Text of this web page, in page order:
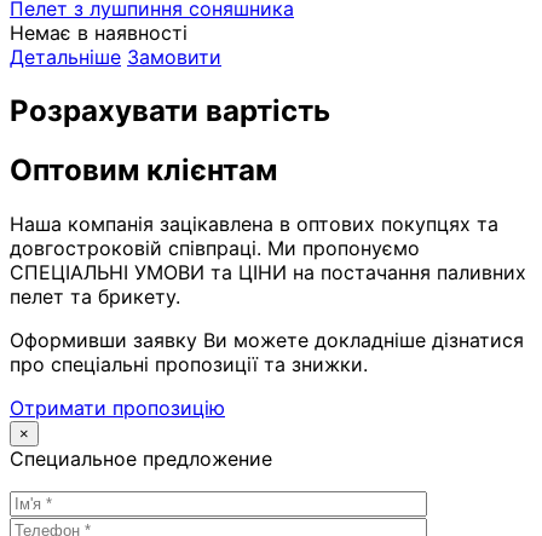
Пелет з лушпиння соняшника
Немає в наявності
Детальніше Замовити
Розрахувати вартість
Оптовим клієнтам
Наша компанія зацікавлена в оптових покупцях та
довгостроковій співпраці. Ми пропонуємо
СПЕЦІАЛЬНІ УМОВИ та ЦІНИ на постачання паливних
пелет та брикету.
Оформивши заявку Ви можете докладніше дізнатися
про спеціальні пропозиції та знижки.
Отримати пропозицію
×
Специальное предложение